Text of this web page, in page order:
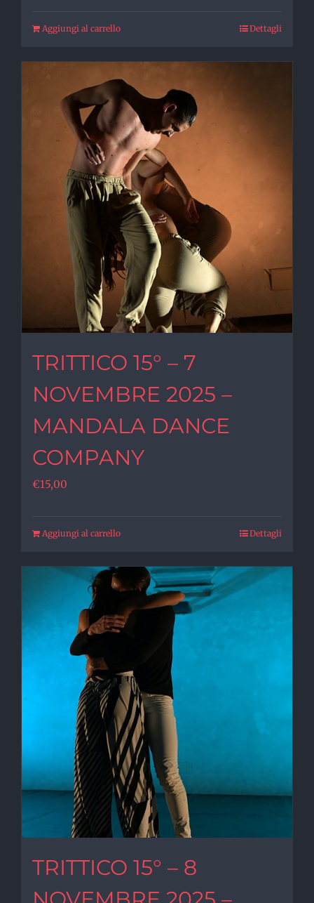
Aggiungi al carrello Dettagli
TRITTICO 15° – 7
NOVEMBRE 2025 –
MANDALA DANCE
COMPANY
€15,00
Aggiungi al carrello Dettagli
TRITTICO 15° – 8